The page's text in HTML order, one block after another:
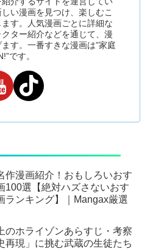
い漫画を見つけ、楽しむこ
す。人気漫画ごとに詳細な
ター紹介などを通じて、漫
す。一番すきな漫画は”家庭
です。
作漫画紹介！おもしろいおす
100選【絶対ハズさないおす
ランキング】｜Mangax厳選
のホライゾンあらすじ・考察
再現」に挑む武蔵の生徒たち